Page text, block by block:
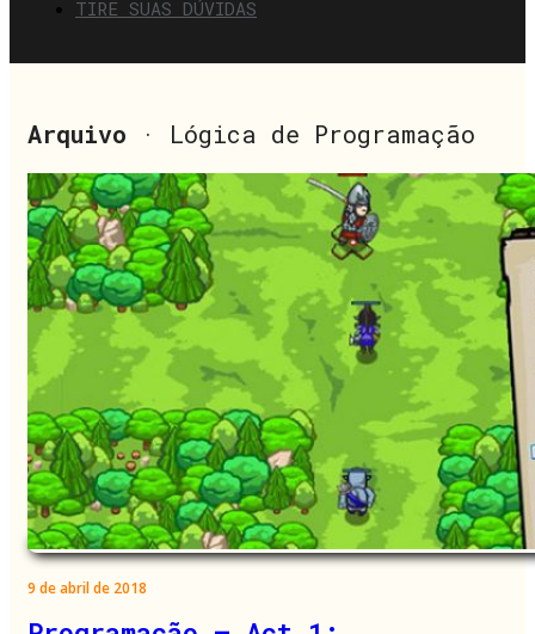
TIRE SUAS DÚVIDAS
Arquivo · Lógica de Programação
9 de abril de 2018